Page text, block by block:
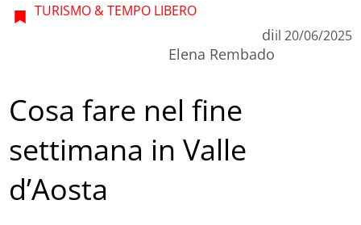
TURISMO & TEMPO LIBERO
di
Elena Rembado
il 20/06/2025
Cosa fare nel fine
settimana in Valle
d’Aosta